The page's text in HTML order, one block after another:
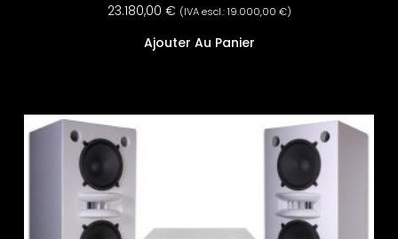
23.180,00 € (IVA escl.:19.000,00 €)
Ajouter Au Panier